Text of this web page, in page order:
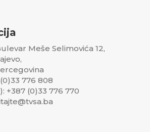
Meše Selimovića 12,
776 808
+387 (0)33 776 770